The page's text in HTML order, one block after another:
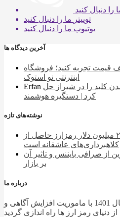
را دنبال کنید
توییتر ما را دنبال کنید
یوتیوب ما را دنبال کنید
آخرین دیدگاه ها
قیمت تجربه کنید؛ فروشگاه
اینترنتی نو استوک
Erfan کلید را در شیراز حل
کرد | دستگیره هوشمند
نوشته‌های تازه
آمریکا در پی توقیف ۲۵ میلیون دلار رمزارز حاصل از
کلاهبرداری‌های عاشقانه است
از صرافی بایننس و تاثیر آن
بر بازار
درباره ما
سایت رمزنگار 24 در سال 1401 با ماموریت افزایش آگاهی و